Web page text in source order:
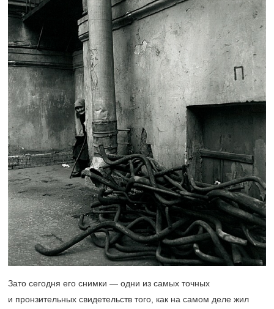
Зато сегодня его снимки — одни из самых точных
и пронзительных свидетельств того, как на самом деле жил